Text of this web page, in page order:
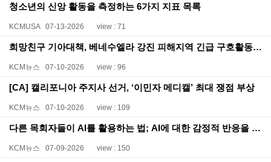
청소년의 신앙 활동을 측정하는 6가지 지표 목록
KCMUSA 07-13-2026 view : 71
희망친구 기아대책, 베네수엘라 강진 피해지역 긴급 구호활동 지속적으로 전개
KCM뉴스 07-10-2026 view : 96
[CA] 캘리포니아 주지사 선거, ‘이민자 메디캘’ 최대 쟁점 부상
KCM뉴스 07-10-2026 view : 109
다른 목회자들이 AI를 활용하는 법; AI에 대한 감정적 반응을 묻는 질문에 대한 목회자의 대답은?
KCM뉴스 07-09-2026 view : 150